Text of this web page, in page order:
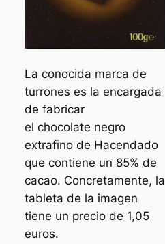
La conocida marca de
turrones es la encargada
de fabricar
el chocolate negro
extrafino de Hacendado
que contiene un 85% de
cacao. Concretamente, la
tableta de la imagen
tiene un precio de 1,05
euros.